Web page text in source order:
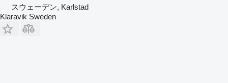
スウェーデン, Karlstad
Klaravik Sweden